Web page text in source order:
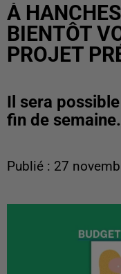
À
BIENTÔT
PROJET
Il sera
fin de semaine.
Publié : 27